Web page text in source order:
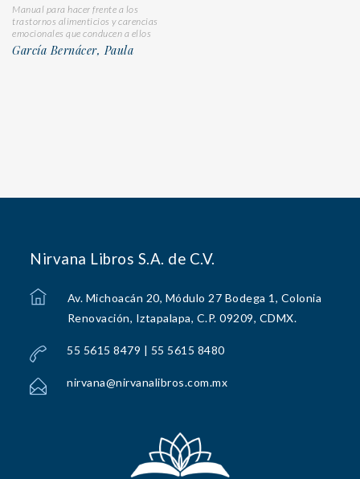
Manual para hacer frente a los
trastornos alimenticios y carencias
emocionales que conducen a ellos
García Bernácer, Paula
Nirvana Libros S.A. de C.V.
Av. Michoacán 20, Módulo 27 Bodega 1, Colonia
Renovación, Iztapalapa, C.P. 09209, CDMX.
55 5615 8479 | 55 5615 8480
nirvana@nirvanalibros.com.mx